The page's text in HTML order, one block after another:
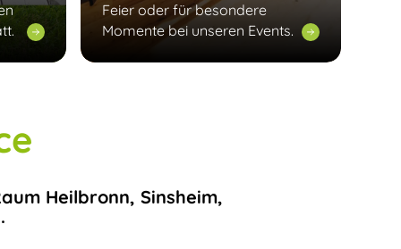
Feier oder für besondere
Momente bei unseren Events.
Heilbronn, Sinsheim,